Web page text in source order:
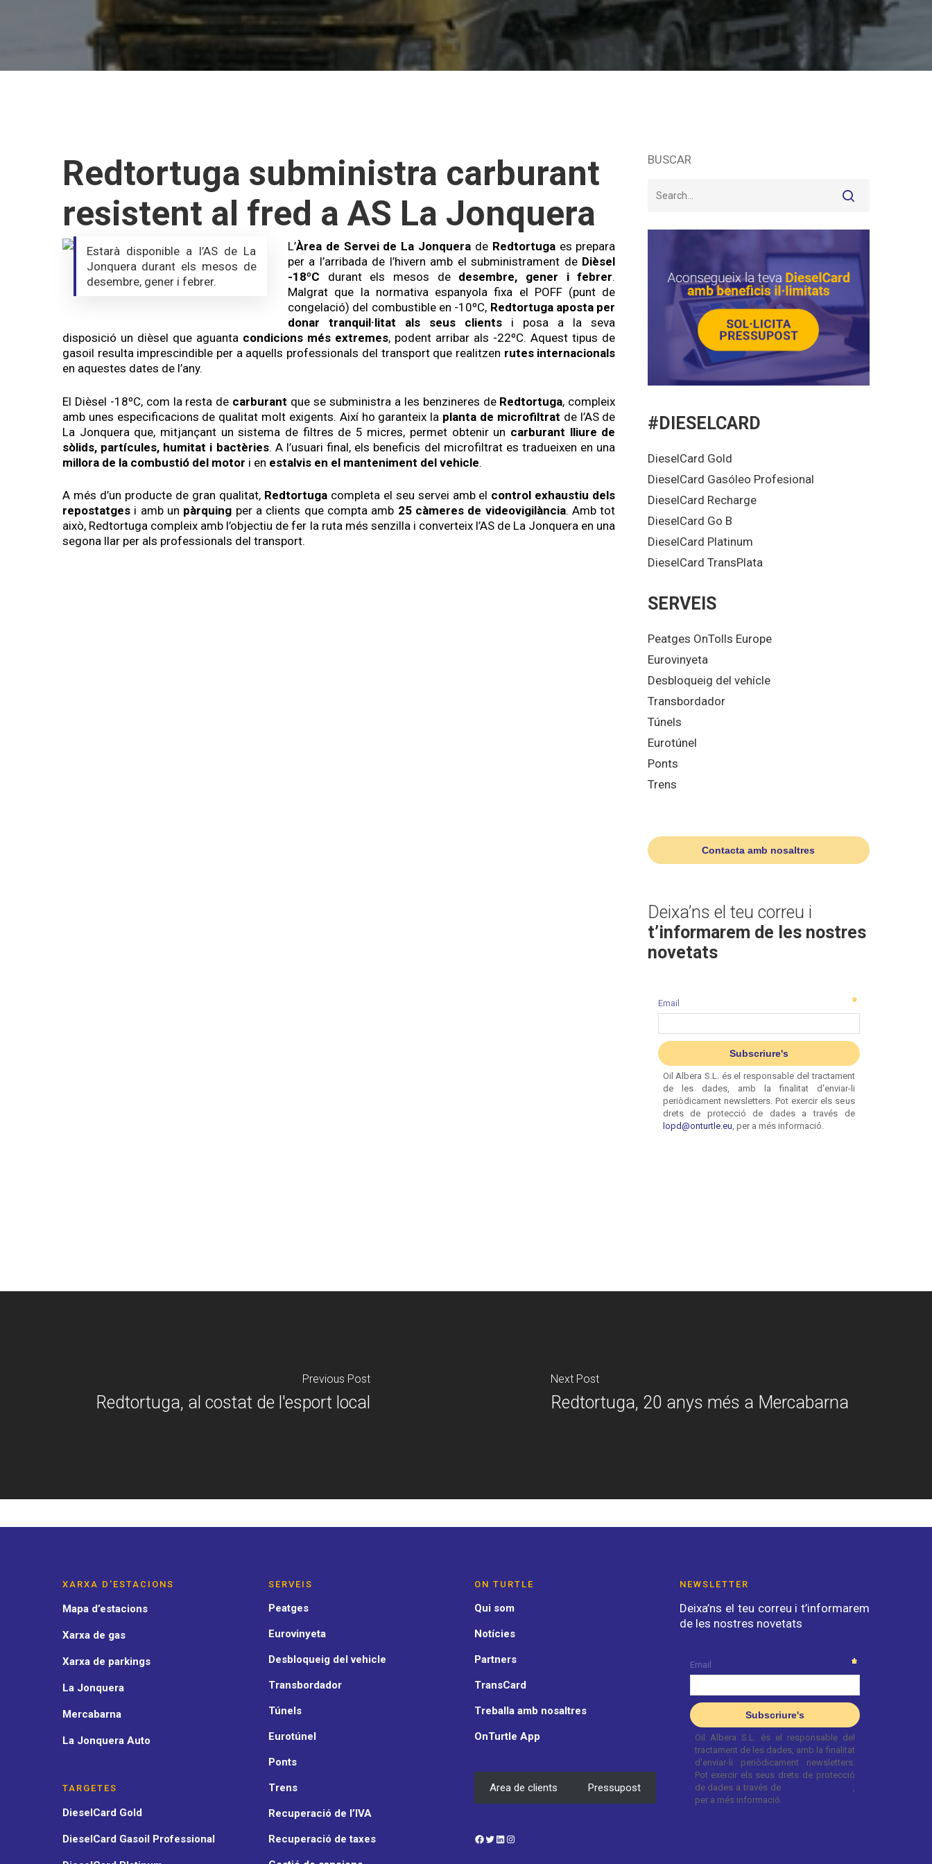
Redtortuga subministra carburant
resistent al fred a AS La Jonquera
Estarà disponible a l’AS de La
Jonquera durant els mesos de
desembre, gener i febrer.
L’Àrea de Servei de La Jonquera de Redtortugaes prepara
per a l’arribada de l’hivern amb el subministrament de Dièsel
-18ºC durant els mesos de desembre, gener i febrer.
Malgrat que la normativa espanyola fixa el POFF (punt de
congelació) del combustible en -10ºC, Redtortuga aposta per
donar tranquil·litat als seus clients i posa a la seva
disposició un dièsel que aguanta condicions més extremes, podent arribar als -22ºC. Aquest tipus de
gasoil resulta imprescindible per a aquells professionals del transport que realitzen rutes internacionals
en aquestes dates de l’any.
El Dièsel -18ºC, com la resta de carburant que se subministra a les benzineres de Redtortuga, compleix
amb unes especificacions de qualitat molt exigents. Així ho garanteix la planta de microfiltrat de l’AS de
La Jonquera que, mitjançant un sistema de filtres de 5 micres, permet obtenir un carburant lliure de
sòlids, partícules, humitat i bactèries. A l’usuari final, els beneficis del microfiltrat es tradueixen en una
millora de la combustió del motor i en estalvis en el manteniment del vehicle.
A més d’un producte de gran qualitat, Redtortugacompleta el seu servei amb el control exhaustiu dels
repostatges i amb un pàrquing per a clients que compta amb 25 càmeres de videovigilància. Amb tot
això, Redtortuga compleix amb l’objectiu de fer la ruta més senzilla i converteix l’AS de La Jonquera en una
segona llar per als professionals del transport.
BUSCAR
#DIESELCARD
DieselCard Gold
DieselCard Gasóleo Profesional
DieselCard Recharge
DieselCard Go B
DieselCard Platinum
DieselCard TransPlata
SERVEIS
Peatges OnTolls Europe
Eurovinyeta
Desbloqueig del vehícle
Transbordador
Túnels
Eurotúnel
Ponts
Trens
Contacta amb nosaltres
Deixa’ns el teu correu i
t’informarem de les nostres
novetats
Previous Post
Redtortuga, al costat de l'esport local
Next Post
Redtortuga, 20 anys més a Mercabarna
XARXA D'ESTACIONS
Mapa d’estacions
Xarxa de gas
Xarxa de parkings
La Jonquera
Mercabarna
La Jonquera Auto
TARGETES
DieselCard Gold
DieselCard Gasoil Professional
SERVEIS
Peatges
Eurovinyeta
Desbloqueig del vehicle
Transbordador
Túnels
Eurotúnel
Ponts
Trens
Recuperació de l’IVA
Recuperació de taxes
ON TURTLE
Qui som
Notícies
Partners
TransCard
Treballa amb nosaltres
OnTurtle App
Area de clients Pressupost
Facebook
Twitter
LinkedIn
NEWSLETTER
Deixa’ns el teu correu i t’informarem
de les nostres novetats